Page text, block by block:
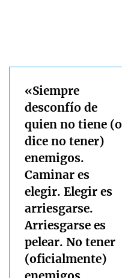
«Siempre
desconfío de
quien no tiene (o
dice no tener)
enemigos.
Caminar es
elegir. Elegir es
arriesgarse.
Arriesgarse es
pelear. No tener
(oficialmente)